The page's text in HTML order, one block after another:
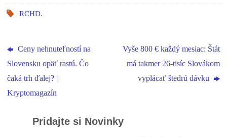
RCHD.
Ceny nehnuteľností na
Slovensku opäť rastú. Čo
čaká trh ďalej? |
Kryptomagazín
Vyše 800 € každý mesiac: Štát
má takmer 26-tisíc Slovákom
vyplácať štedrú dávku
Pridajte si Novinky